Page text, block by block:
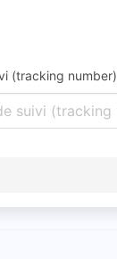
(tracking number)